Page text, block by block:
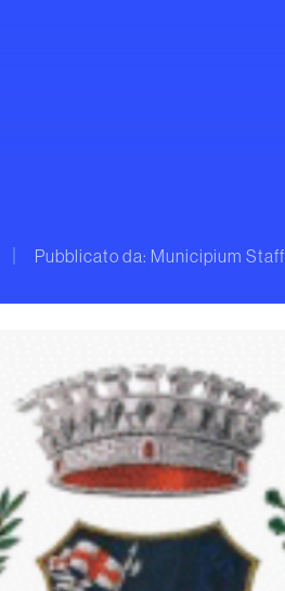
Pubblicato da: Municipium Staff